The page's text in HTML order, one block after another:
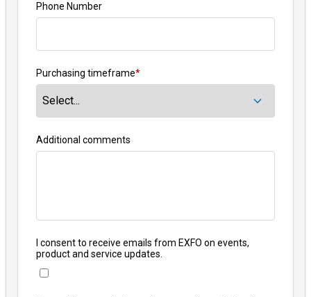
Phone Number
*
Purchasing timeframe
Additional comments
I consent to receive emails from EXFO on events,
product and service updates.